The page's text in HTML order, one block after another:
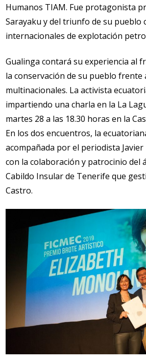
Humanos TIAM. Fue protagonista
Sarayaku y del triunfo de su pueblo
internacionales de explotación
Gualinga contará su experiencia al
la conservación de su pueblo frente
multinacionales. La activista
impartiendo una charla en la La
martes 28 a las 18.30 horas en la
En los dos encuentros, la
acompañada por el periodista Javier
con la colaboración y patrocinio del
Cabildo Insular de Tenerife que
Castro.